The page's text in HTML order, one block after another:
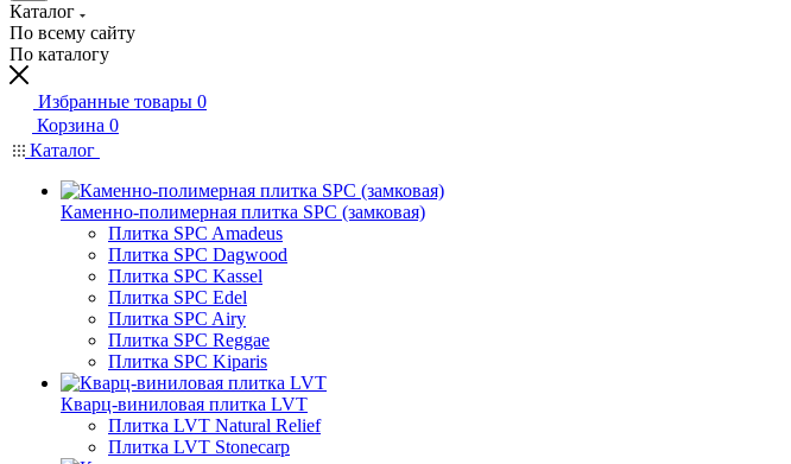
Каталог
По всему сайту
По каталогу
Избранные товары 0
Корзина 0
Каталог
Каменно-полимерная плитка SPC (замковая)
Плитка SPC Amadeus
Плитка SPC Dagwood
Плитка SPC Kassel
Плитка SPC Edel
Плитка SPC Airy
Плитка SPC Reggae
Плитка SPC Kiparis
Кварц-виниловая плитка LVT
Плитка LVT Natural Relief
Плитка LVT Stonecarp